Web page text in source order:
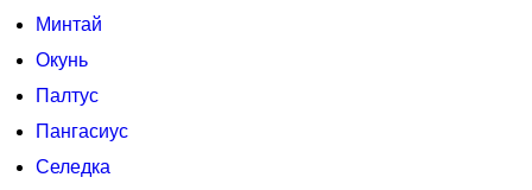
Минтай
Окунь
Палтус
Пангасиус
Селедка